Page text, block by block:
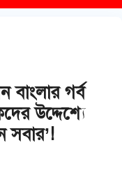
বাংলার গর্ব
উদ্দেশ্যে
সবার’!